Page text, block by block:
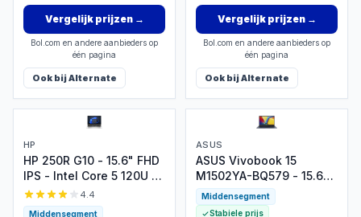
Vergelijk prijzen→
Bol.com en andere aanbieders op
één pagina
Ook bijAlternate
Vergelijk prijzen→
Bol.com en andere aanbieders op
één pagina
Ook bijAlternate
HP
HP 250R G10 - 15.6" FHD
IPS - Intel Core 5 120U -
16GB Geheugen - 512GB
M.2 SSD -
4.4
Middensegment
ASUS
ASUS Vivobook 15
M1502YA-BQ579 - 15.6
inch FHD - Ryzen 7
5825U - 16GB Geheugen
Middensegment
Stabiele prijs